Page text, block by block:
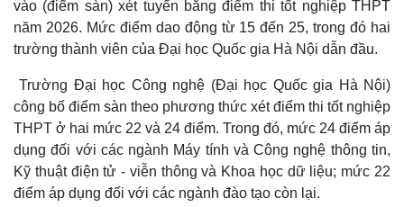
vào (điểm sàn) xét tuyển bằng điểm thi tốt nghiệp THPT
năm 2026. Mức điểm dao động từ 15 đến 25, trong đó hai
trường thành viên của Đại học Quốc gia Hà Nội dẫn đầu.
Trường Đại học Công nghệ (Đại học Quốc gia Hà Nội)
công bố điểm sàn theo phương thức xét điểm thi tốt nghiệp
THPT ở hai mức 22 và 24 điểm. Trong đó, mức 24 điểm áp
dụng đối với các ngành Máy tính và Công nghệ thông tin,
Kỹ thuật điện tử - viễn thông và Khoa học dữ liệu; mức 22
điểm áp dụng đối với các ngành đào tạo còn lại.